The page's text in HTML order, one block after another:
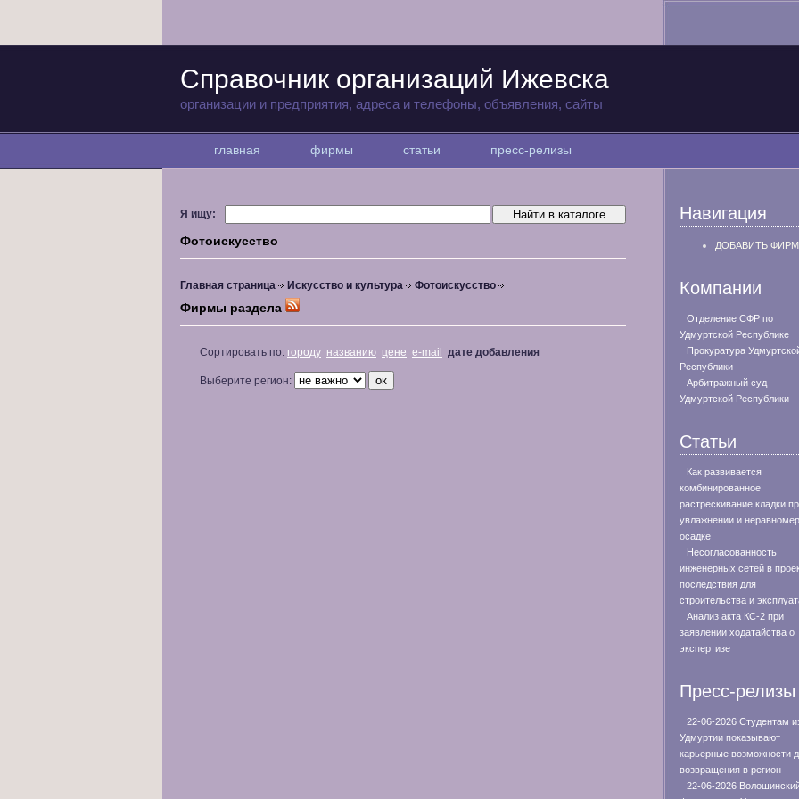
Справочник организаций Ижевска
организации и предприятия, адреса и телефоны, объявления, сайты
главная фирмы статьи пресс-релизы
Я ищу:
Фотоискусство
Главная страница Искусство и культура Фотоискусство
Фирмы раздела
Сортировать по: городу названию цене e-mail дате добавления
Выберите регион:
Навигация
ДОБАВИТЬ
Компании
Отделение СФР по
Удмуртской Республике
Прокуратура
Республики
Арбитражный суд
Удмуртской Республики
Статьи
Как развивается
комбинированное
растрескивание кладки
увлажнении и
осадке
Несогласованность
инженерных сетей в
последствия для
строительства и
Анализ акта КС-2 при
заявлении ходатайства о
экспертизе
Пресс-релизы
22-06-2026 Студентам
Удмуртии показывают
карьерные возможности
возвращения в регион
22-06-2026